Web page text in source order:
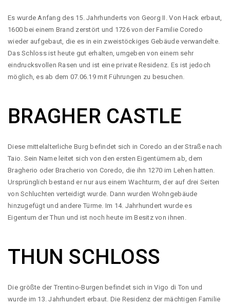
Es wurde Anfang des 15. Jahrhunderts von Georg II. Von Hack erbaut,
1600 bei einem Brand zerstört und 1726 von der Familie Coredo
wieder aufgebaut, die es in ein zweistöckiges Gebäude verwandelte.
Das Schloss ist heute gut erhalten, umgeben von einem sehr
eindrucksvollen Rasen und ist eine private Residenz. Es ist jedoch
möglich, es ab dem 07.06.19 mit Führungen zu besuchen.
BRAGHER CASTLE
Diese mittelalterliche Burg befindet sich in Coredo an der Straße nach
Taio. Sein Name leitet sich von den ersten Eigentümern ab, dem
Bragherio oder Bracherio von Coredo, die ihn 1270 im Lehen hatten.
Ursprünglich bestand er nur aus einem Wachturm, der auf drei Seiten
von Schluchten verteidigt wurde. Dann wurden Wohngebäude
hinzugefügt und andere Türme. Im 14. Jahrhundert wurde es
Eigentum der Thun und ist noch heute im Besitz von ihnen.
THUN SCHLOSS
Die größte der Trentino-Burgen befindet sich in Vigo di Ton und
wurde im 13. Jahrhundert erbaut. Die Residenz der mächtigen Familie